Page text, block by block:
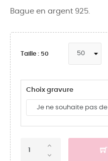
Bague en argent 925.
Taille : 50
Choix gravure